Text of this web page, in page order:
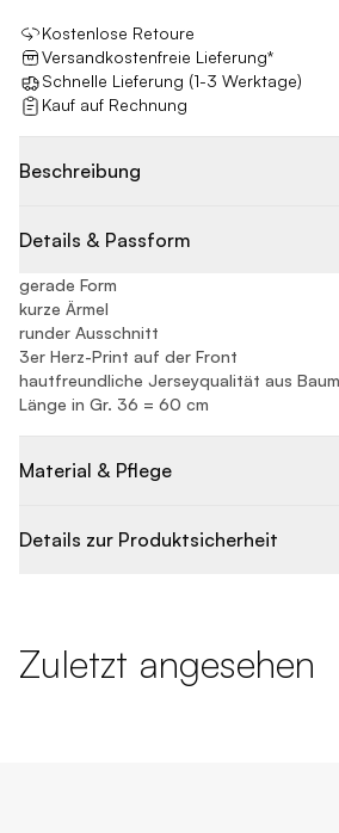
Kostenlose Retoure
Versandkostenfreie Lieferung*
Schnelle Lieferung (1-3 Werktage)
Kauf auf Rechnung
Beschreibung
Details & Passform
gerade Form
kurze Ärmel
runder Ausschnitt
3er Herz-Print auf der Front
hautfreundliche Jerseyqualität aus
Länge in Gr. 36 = 60 cm
Material & Pflege
Details zur Produktsicherheit
Zuletzt angesehen